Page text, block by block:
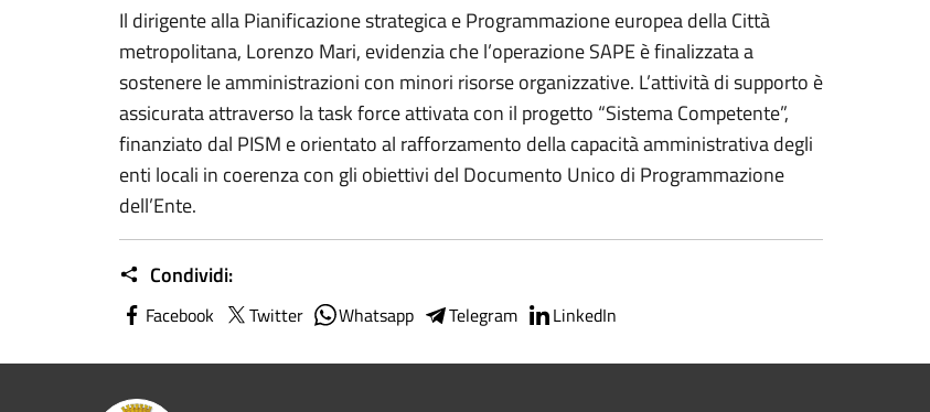
Il dirigente alla Pianificazione strategica e Programmazione europea della Città
metropolitana, Lorenzo Mari, evidenzia che l’operazione SAPE è finalizzata a
sostenere le amministrazioni con minori risorse organizzative. L’attività di supporto è
assicurata attraverso la task force attivata con il progetto “Sistema Competente”,
finanziato dal PISM e orientato al rafforzamento della capacità amministrativa degli
enti locali in coerenza con gli obiettivi del Documento Unico di Programmazione
dell’Ente.
Condividi:
Facebook Twitter Whatsapp Telegram LinkedIn